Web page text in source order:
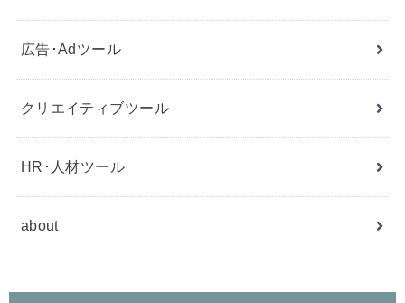
広告･Adツール
クリエイティブツール
HR･人材ツール
about